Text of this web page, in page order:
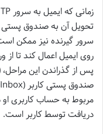
تحویل آن به صندوق پستی
سرور گیرنده نیز ممکن
روی ایمیل اعمال کند تا از
مربوط به حساب کاربری او
دریافت توسط کاربر است.